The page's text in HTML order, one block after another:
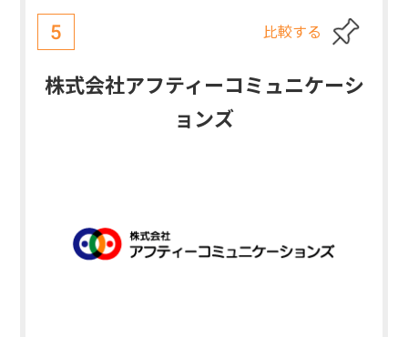
5 比較する
株式会社アフティーコミュニケーシ
ョンズ